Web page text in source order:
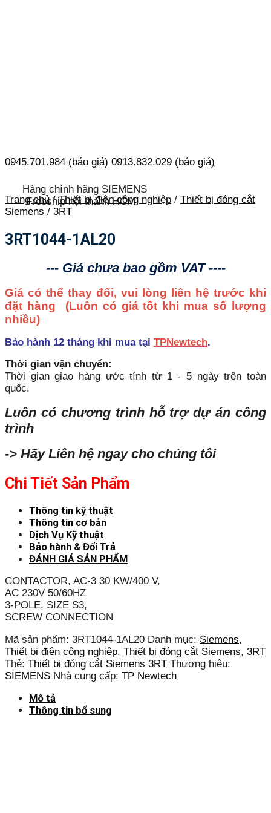
0945.701.984 (báo giá) 0913.832.029 (báo giá)
Hàng chính hãng SIEMENS
Freeship nội thành HCM
Trang chủ / Thiết bị điện công nghiệp / Thiết bị đóng cắt
Siemens / 3RT
3RT1044-1AL20
--- Giá chưa bao gồm VAT ----
Giá có thể thay đổi, vui lòng liên hệ trước khi
đặt hàng (Luôn có giá tốt khi mua số lượng
nhiều)
Bảo hành 12 tháng khi mua tại TPNewtech.
Thời gian vận chuyển:
Thời gian giao hàng ước tính từ 1 - 5 ngày trên toàn
quốc.
Luôn có chương trình hỗ trợ dự án công
trình
-> Hãy Liên hệ ngay cho chúng tôi
Chi Tiết Sản Phẩm
Thông tin kỹ thuật
Thông tin cơ bản
Dịch Vụ Kỹ thuật
Bảo hành & Đổi Trả
ĐÁNH GIÁ SẢN PHẨM
CONTACTOR, AC-3 30 KW/400 V,
AC 230V 50/60HZ
3-POLE, SIZE S3,
SCREW CONNECTION
Mã sản phẩm: 3RT1044-1AL20 Danh mục: Siemens,
Thiết bị điện công nghiệp, Thiết bị đóng cắt Siemens, 3RT
Thẻ: Thiết bị đóng cắt Siemens 3RT Thương hiệu:
SIEMENS Nhà cung cấp: TP Newtech
Mô tả
Thông tin bổ sung